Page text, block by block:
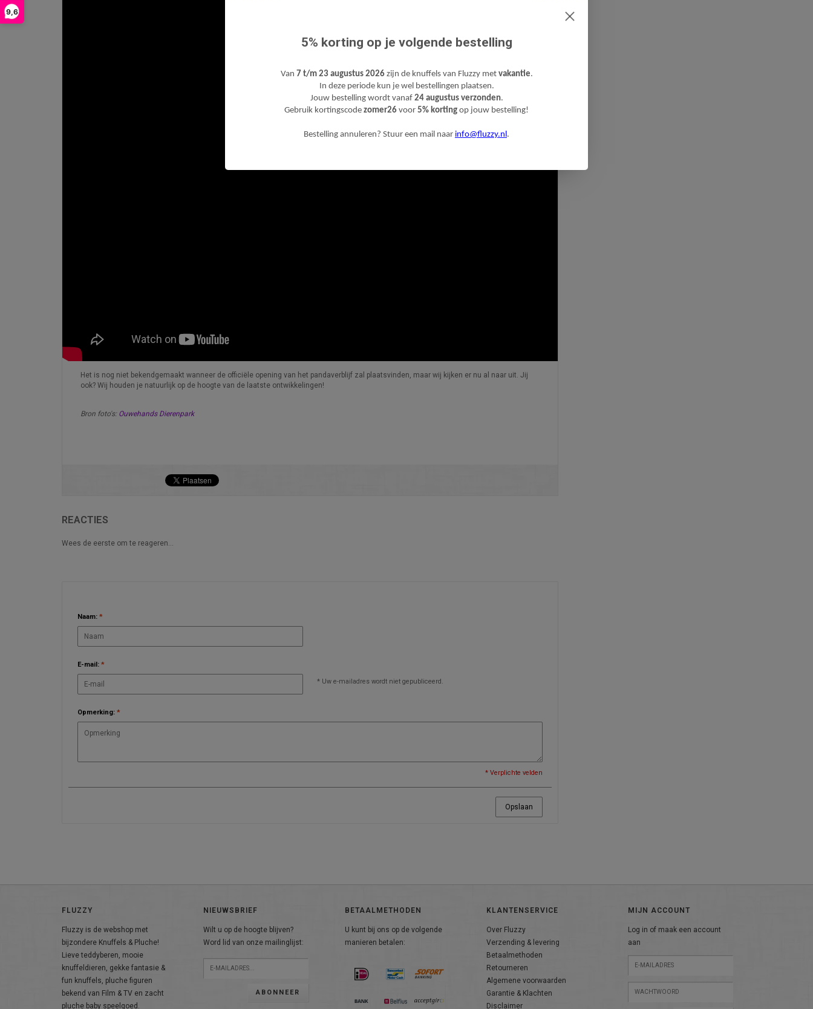
9,6
Het is nog niet bekendgemaakt wanneer de officiële opening van het pandaverblijf zal plaatsvinden, maar wij kijken er nu al naar uit. Jij
ook? Wij houden je natuurlijk op de hoogte van de laatste ontwikkelingen!
Bron foto's: Ouwehands Dierenpark
REACTIES
Wees de eerste om te reageren...
Naam: *
E-mail: *
* Uw e-mailadres wordt niet gepubliceerd.
Opmerking: *
* Verplichte velden
Opslaan
FLUZZY
Fluzzy is de webshop met
bijzondere Knuffels & Pluche!
Lieve teddyberen, mooie
knuffeldieren, gekke fantasie &
fun knuffels, pluche figuren
bekend van Film & TV en zacht
pluche baby speelgoed.
NIEUWSBRIEF
Wilt u op de hoogte blijven?
Word lid van onze mailinglijst:
ABONNEER
BETAALMETHODEN
U kunt bij ons op de volgende
manieren betalen:
KLANTENSERVICE
Over Fluzzy
Verzending & levering
Betaalmethoden
Retourneren
Algemene voorwaarden
Garantie & Klachten
Disclaimer
MIJN ACCOUNT
Log in of maak een account
aan
5% korting op je volgende bestelling
Van 7 t/m 23 augustus 2026zijn de knuffels van Fluzzy met vakantie.
In deze periode kun je wel bestellingen plaatsen.
Jouw bestelling wordt vanaf 24 augustus verzonden.
Gebruik kortingscode zomer26 voor 5% korting op jouw bestelling!
Bestelling annuleren? Stuur een mail naar info@fluzzy.nl.